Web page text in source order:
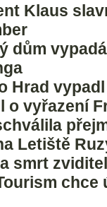
Klaus
dům
Hrad
o vyřazení
Letiště
smrt
chce